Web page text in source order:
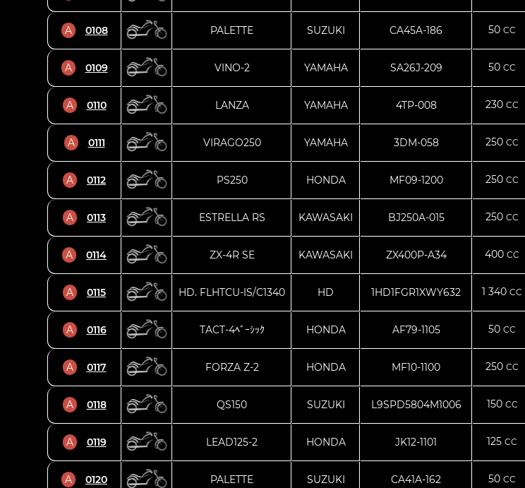
A 0108 PALETTE SUZUKI CA45A-186 50 CC
A 0109 VINO-2 YAMAHA SA26J-209 50 CC
A 0110 LANZA YAMAHA 4TP-008 230 CC
A 0111 VIRAGO250 YAMAHA 3DM-058 250 CC
A 0112 PS250 HONDA MF09-1200 250 CC
A 0113 ESTRELLA RS KAWASAKI BJ250A-015 250 CC
A 0114 ZX-4R SE KAWASAKI ZX400P-A34 400 CC
A 0115 HD. FLHTCU-IS/C1340 HD 1HD1FGR1XWY632 1 340 CC
A 0116 TACT-4ﾍﾞｰｼｯｸ HONDA AF79-1105 50 CC
A 0117 FORZA Z-2 HONDA MF10-1100 250 CC
A 0118 QS150 SUZUKI L9SPD5804M1006 150 CC
A 0119 LEAD125-2 HONDA JK12-1101 125 CC
A 0120 PALETTE SUZUKI CA41A-162 50 CC